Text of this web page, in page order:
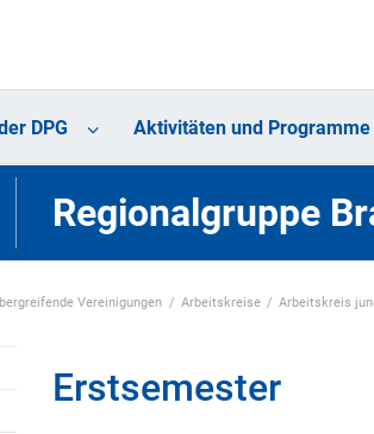
DPG Aktivitäten und Programme
Regionalgruppe
Vereinigungen Arbeitskreise Arbeitskreis
Erstsemester